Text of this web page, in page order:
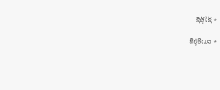
ຊື່ຜູ້ໃຊ້ *
ທີ່​ຢູ່​ອີ​ເມວ *